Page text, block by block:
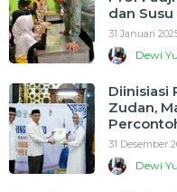
dan
31 Januari
Dewi
Diinisiasi
Zudan,
31 Desember
Dewi